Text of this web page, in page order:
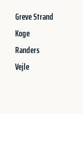
Greve Strand
Koge
Randers
Vejle